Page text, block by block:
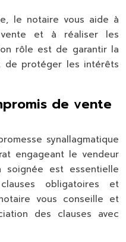
le notaire vous aide à
et à réaliser les
rôle est de garantir la
de protéger les intérêts
de vente
synallagmatique
engageant le vendeur
soignée est essentielle
obligatoires et
vous conseille et
des clauses avec